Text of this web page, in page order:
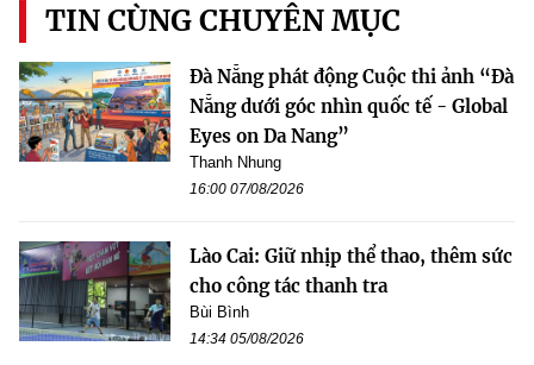
TIN CÙNG CHUYÊN MỤC
Đà Nẵng phát động Cuộc thi ảnh “Đà
Nẵng dưới góc nhìn quốc tế - Global
Eyes on Da Nang”
Thanh Nhung
16:00 07/08/2026
Lào Cai: Giữ nhịp thể thao, thêm sức
cho công tác thanh tra
Bùi Bình
14:34 05/08/2026